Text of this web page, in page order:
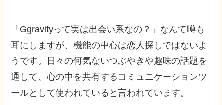
「Ggravityって実は出会い系なの？」なんて噂も
耳にしますが、機能の中心は恋人探しではないよ
うです。日々の何気ないつぶやきや趣味の話題を
通して、心の中を共有するコミュニケーションツ
ールとして使われていると言われています。